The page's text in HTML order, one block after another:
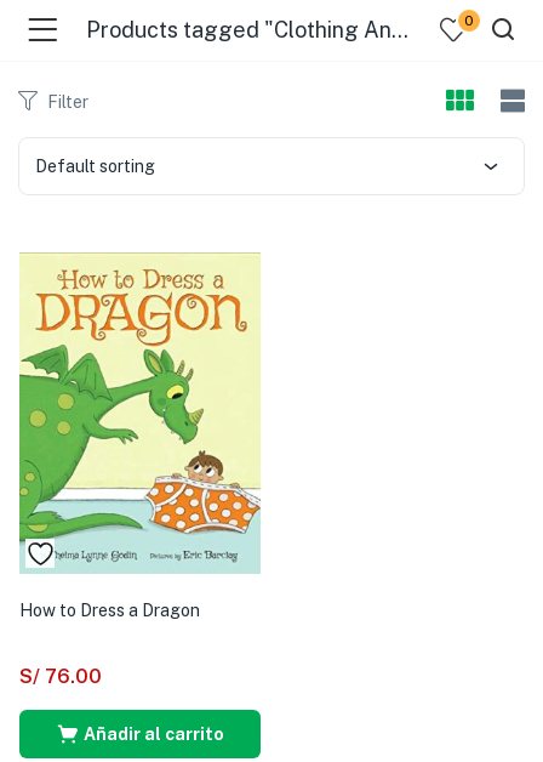
Products tagged "Clothing And Dress - Juvenile Fiction" 0
Filter
Default sorting
How to Dress a Dragon
S/ 76.00
Añadir al carrito